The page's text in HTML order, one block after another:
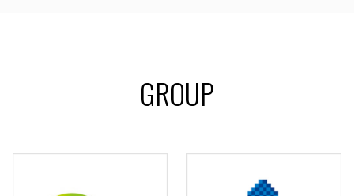
GROUP